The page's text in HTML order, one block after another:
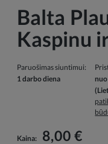
Balta
Kaspinu
Paruošimas siuntimui:
1 darbo diena
Į kainą
Kaina: 8,00 €